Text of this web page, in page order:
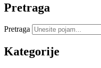
Pretraga
Pretraga
Kategorije